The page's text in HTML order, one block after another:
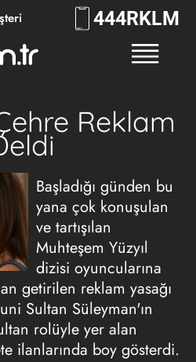
444RKLM
Reklam
Başladığı günden bu
yana çok konuşulan
ve tartışılan
Muhteşem Yüzyıl
dizisi oyuncularına
getirilen reklam yasağı
Sultan Süleyman'ın
rolüyle yer alan
ilanlarında boy gösterdi.